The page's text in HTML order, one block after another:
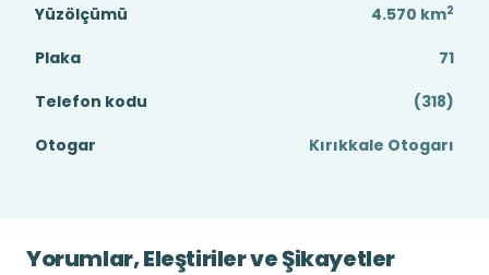
Yüzölçümü
4.570 km2
Plaka
71
Telefon kodu
(318)
Otogar
Kırıkkale Otogarı
Yorumlar, Eleştiriler ve Şikayetler